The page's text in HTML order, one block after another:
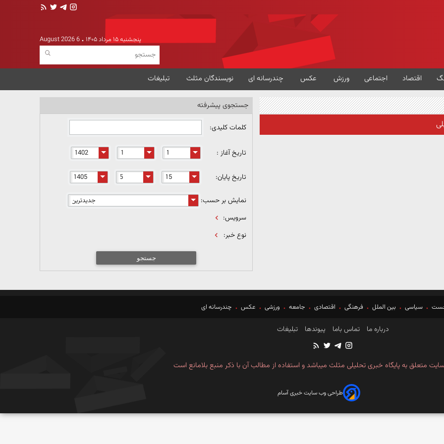
پنجشنبه ۱۵ مرداد ۱۴۰۵ 6 August 2026
اقتصاد اجتماعی ورزش عکس چندرسانه ای نویسندگان مثلث تبلیغات
جستجوی پیشرفته
کلمات کلیدی:
تاریخ آغاز :
تاریخ پایان:
نمایش بر حسب:
سرویس:
نوع خبر:
جستجو
سیاسی بین الملل فرهنگی اقتصادی جامعه ورزشی عکس چندرسانه ای
درباره ما تماس باما پیوندها تبلیغات
متعلق به پایگاه خبری تحلیلی مثلث میباشد و استفاده از مطالب آن با ذکر منبع بلامانع است
طراحی وب سایت خبری آسام